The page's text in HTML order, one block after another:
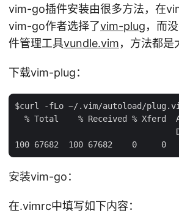
vim-go插件安装由很多方法，在
vim-go作者选择了vim-plug，而
件管理工具vundle.vim，方法都是
下载vim-plug：
$curl -fLo ~/.vim/autoload/
% Total    % Received % Xferd
安装vim-go：
在.vimrc中填写如下内容：